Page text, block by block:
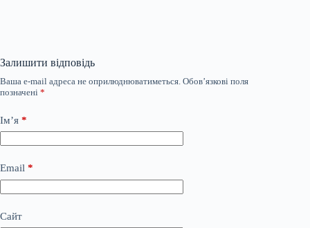
Залишити відповідь
Ваша e-mail адреса не оприлюднюватиметься. Обов’язкові поля
позначені *
Ім’я *
Email *
Сайт